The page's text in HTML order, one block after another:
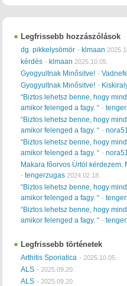
Legfrissebb hozzászólások
dg. pikkelysömör - klmaan
kérdés - klmaan 2025.10.05.
Gyogyultnak Minősitve! -
Gyogyultnak Minősitve! -
“Biztos lehetsz benne, hogy
amikor felenged a fagy. “ -
“Biztos lehetsz benne, hogy
amikor felenged a fagy. “ -nora51
“Biztos lehetsz benne, hogy
amikor felenged a fagy. “ -nora51
Makara főorvos Úrtól kérdezem.
-tengerzugas 2024.02.18.
“Biztos lehetsz benne, hogy
amikor felenged a fagy. “ -
“Biztos lehetsz benne, hogy
amikor felenged a fagy. “ -
Legfrissebb történetek
Arthitis Sporiatica - 2025.10.05.
ALS - 2025.09.20.
ALS - 2025.09.20.